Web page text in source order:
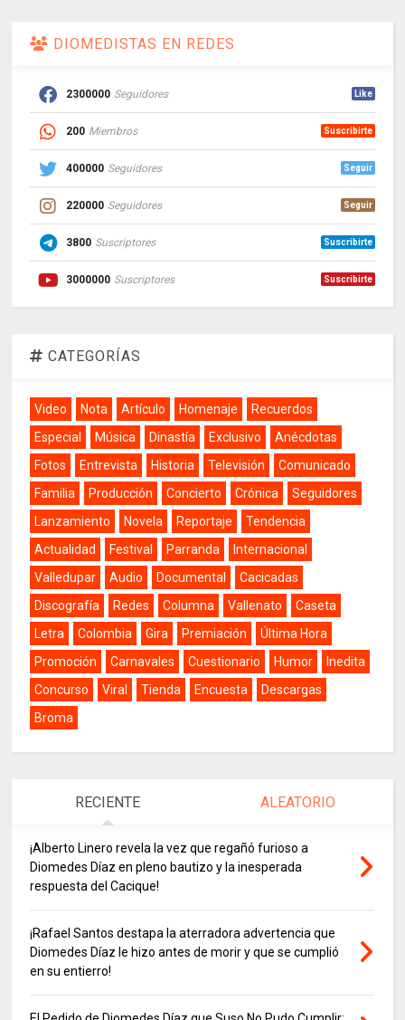
DIOMEDISTAS EN REDES
2300000 Seguidores Like
200 Miembros Suscribirte
400000 Seguidores Seguir
220000 Seguidores Seguir
3800 Suscriptores Suscribirte
3000000 Suscriptores Suscribirte
CATEGORÍAS
Video Nota Artículo Homenaje
Recuerdos
Especial
Música Dinastía Exclusivo
Anécdotas
Fotos
Entrevista Historia Televisión
Comunicado
Familia
Producción Concierto Crónica
Seguidores
Lanzamiento
Novela Reportaje
Tendencia
Actualidad
Festival Parranda
Internacional
Valledupar
Audio Documental
Cacicadas
Discografía
Redes Columna Vallenato
Caseta
Letra
Colombia Gira Premiación
Última Hora
Promoción
Carnavales Cuestionario Humor
Inedita
Concurso
Viral Tienda Encuesta
Descargas
Broma
RECIENTE ALEATORIO
¡Alberto Linero revela la vez que regañó furioso a
Diomedes Díaz en pleno bautizo y la inesperada
respuesta del Cacique!
¡Rafael Santos destapa la aterradora advertencia que
Diomedes Díaz le hizo antes de morir y que se cumplió
en su entierro!